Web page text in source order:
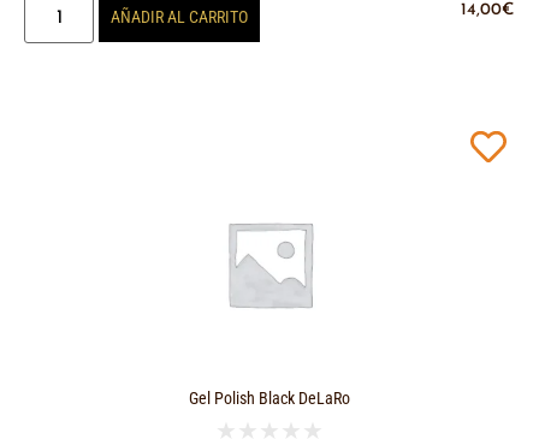
14,00€
AÑADIR AL CARRITO
Gel Polish Black DeLaRo
★ ★ ★ ★ ★